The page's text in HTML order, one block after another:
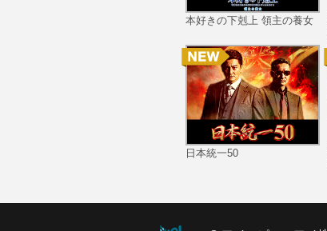
本好きの下剋上 領主の養女
日本統一50